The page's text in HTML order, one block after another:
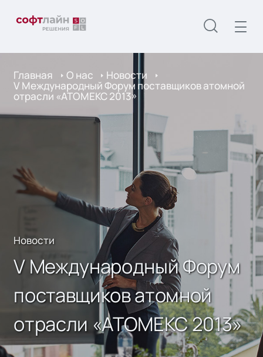
Главная О нас Новости
V Международный Форум поставщиков атомной
отрасли «АТОМЕКС 2013»
Новости
V Международный Форум
поставщиков атомной
отрасли «АТОМЕКС 2013»